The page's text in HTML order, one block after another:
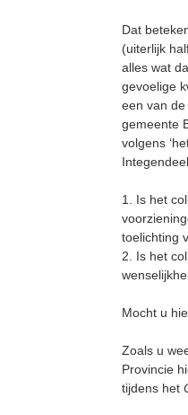
Dat
(uiterlijk
alles wat
gevoelige
een van
gemeente
volgens
1. Is het
toelichting
2. Is het
Mocht u
Zoals u
Provincie
tijdens het